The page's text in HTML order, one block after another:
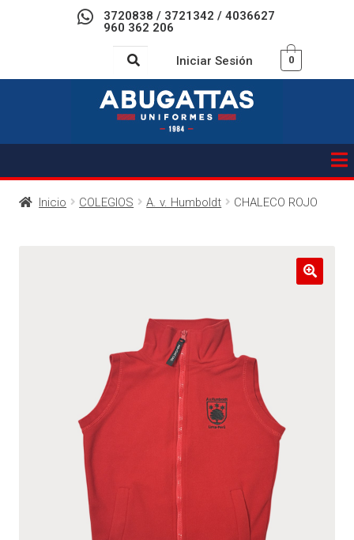
3720838 / 3721342 / 4036627
960 362 206
Iniciar Sesión 0
Inicio COLEGIOS A. v. Humboldt CHALECO ROJO